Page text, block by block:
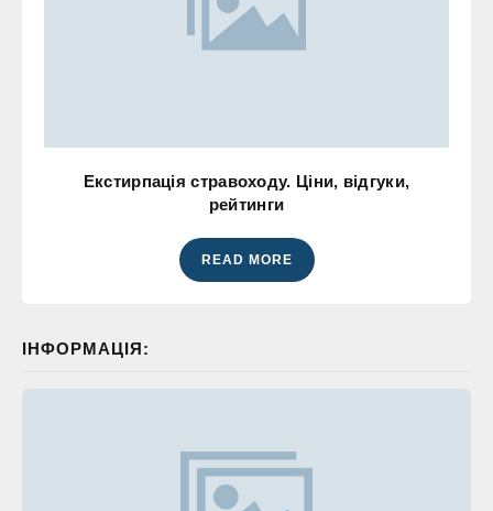
Екстирпація стравоходу. Ціни, відгуки,
рейтинги
READ MORE
ІНФОРМАЦІЯ: